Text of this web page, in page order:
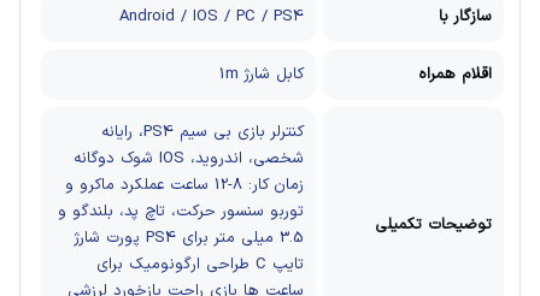
سازگار با Android / IOS / PC / PS4
اقلام همراه کابل شارژ 1m
توضیحات تکمیلی
کنترلر بازی بی سیم
PS4، رایانه
شخصی، اندروید، IOS
شوک دوگانه
زمان کار: 8-12 ساعت
عملکرد ماکرو و
توربو سنسور حرکت، تاچ پد، بلندگو و
3.5 میلی متر برای PS4 پورت شارژ
تایپ C
طراحی ارگونومیک برای